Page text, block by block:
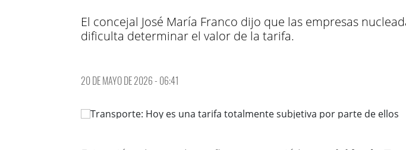
El concejal José María Franco dijo que las empresas
dificulta determinar el valor de la tarifa.
20 DE MAYO DE 2026 - 06:41